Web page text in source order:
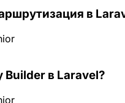
в
Builder в Laravel?